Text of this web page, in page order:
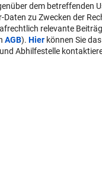
dem betreffenden
Daten zu Zwecken der
relevante
AGB). Hier können Sie
Abhilfestelle